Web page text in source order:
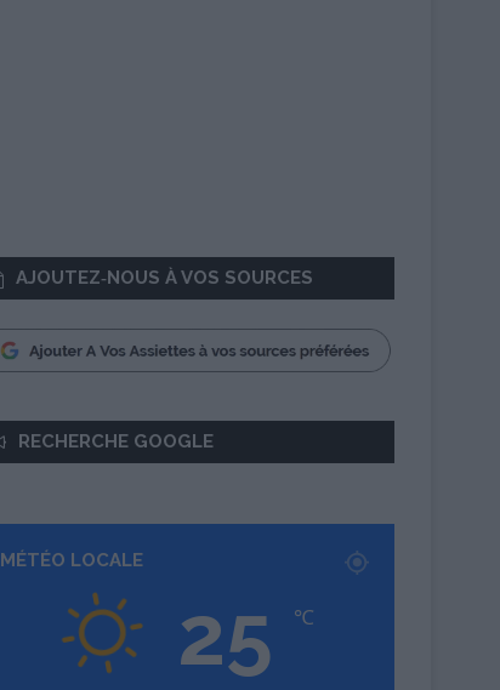
AJOUTEZ‑NOUS À VOS SOURCES
RECHERCHE GOOGLE
MÉTÉO LOCALE
25 ℃